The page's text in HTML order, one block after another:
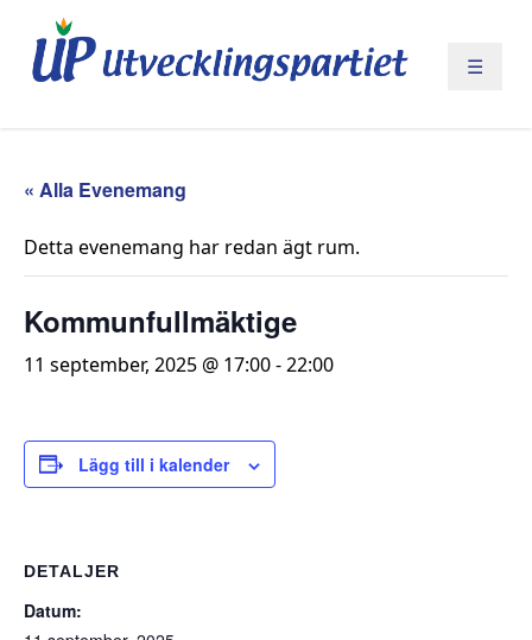
☰
« Alla Evenemang
Detta evenemang har redan ägt rum.
Kommunfullmäktige
11 september, 2025 @ 17:00-22:00
Lägg till i kalender
DETALJER
Datum: